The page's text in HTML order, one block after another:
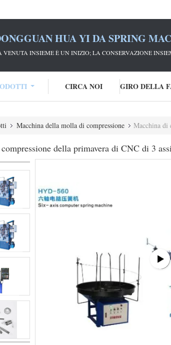
HUA YI DA SPRING
VENUTA INSIEME È UN INIZIO; LA CONSERVAZIONE
CIRCA NOI
Macchina della molla di compressione Macchina di
della primavera di CNC di 3